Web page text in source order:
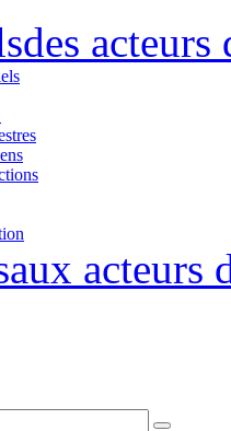
des
aux acteurs